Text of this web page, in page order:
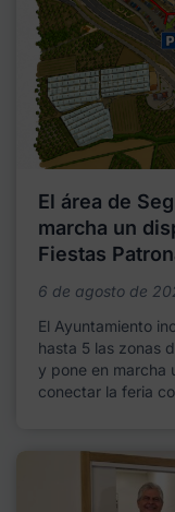
El área de
marcha un
Fiestas
6 de agosto de
El Ayuntamiento
hasta 5 las zonas
y pone en marcha
conectar la feria